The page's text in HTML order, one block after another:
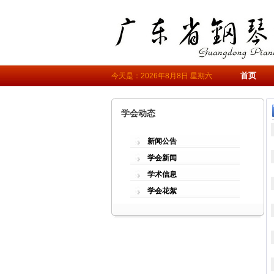
今天是：2026年8月8日 星期六 首页
学会动态
新闻公告
学会新闻
学术信息
学会花絮